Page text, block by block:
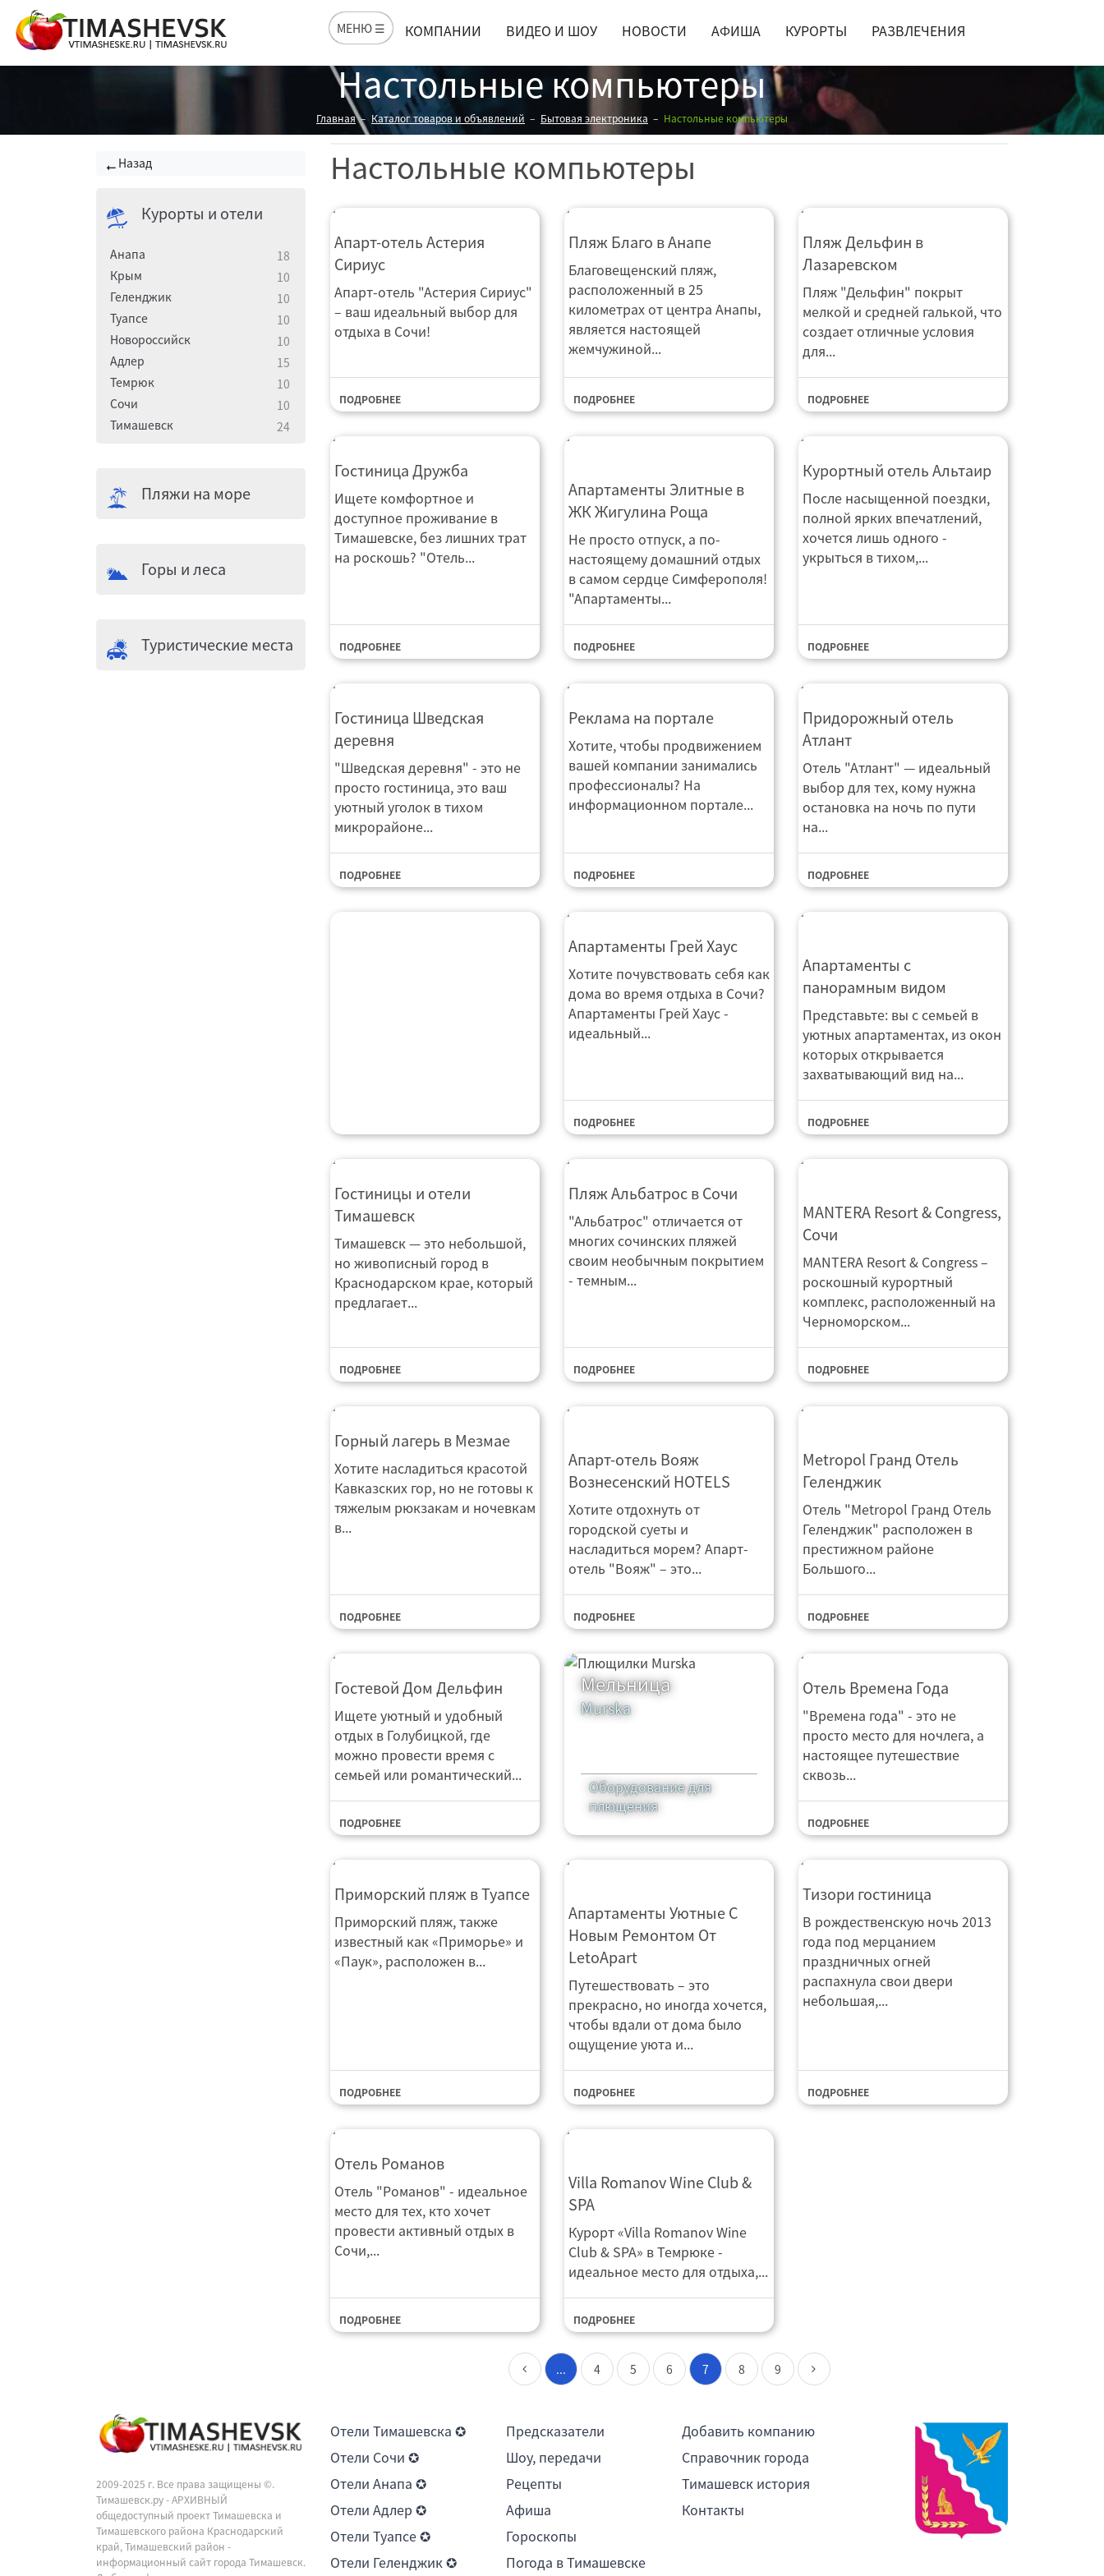
МЕНЮ ☰ КОМПАНИИ ВИДЕО И ШОУ НОВОСТИ АФИША КУРОРТЫ РАЗВЛЕЧЕНИЯ
Настольные компьютеры
Главная Каталог товаров и объявлений Бытовая электроника Настольные компьютеры
Настольные компьютеры
Апарт-отель Астерия
Сириус
Апарт-отель "Астерия Сириус"
– ваш идеальный выбор для
отдыха в Сочи!
ПОДРОБНЕЕ
Пляж Благо в Анапе
Благовещенский пляж,
расположенный в 25
километрах от центра Анапы,
является настоящей
жемчужиной...
ПОДРОБНЕЕ
Пляж Дельфин в
Лазаревском
Пляж "Дельфин" покрыт
мелкой и средней галькой, что
создает отличные условия
для...
ПОДРОБНЕЕ
Гостиница Дружба
Ищете комфортное и
доступное проживание в
Тимашевске, без лишних трат
на роскошь? "Отель...
ПОДРОБНЕЕ
Апартаменты Элитные в
ЖК Жигулина Роща
Не просто отпуск, а по-
настоящему домашний отдых
в самом сердце Симферополя!
"Апартаменты...
ПОДРОБНЕЕ
Курортный отель Альтаир
После насыщенной поездки,
полной ярких впечатлений,
хочется лишь одного -
укрыться в тихом,...
ПОДРОБНЕЕ
Шведская деревня
Гостиница Шведская
деревня
"Шведская деревня" - это не
просто гостиница, это ваш
уютный уголок в тихом
микрорайоне...
ПОДРОБНЕЕ
Реклама на портале
Хотите, чтобы продвижением
вашей компании занимались
профессионалы? На
информационном портале...
ПОДРОБНЕЕ
Придорожный отель
Атлант
Отель "Атлант" — идеальный
выбор для тех, кому нужна
остановка на ночь по пути
на...
ПОДРОБНЕЕ
Апартаменты Грей Хаус
Хотите почувствовать себя как
дома во время отдыха в Сочи?
Апартаменты Грей Хаус -
идеальный...
ПОДРОБНЕЕ
шоссе с панорамным видом
Апартаменты с
панорамным видом
Представьте: вы с семьей в
уютных апартаментах, из окон
которых открывается
захватывающий вид на...
ПОДРОБНЕЕ
Гостиницы и отели
Тимашевск
Тимашевск — это небольшой,
но живописный город в
Краснодарском крае, который
предлагает...
ПОДРОБНЕЕ
Пляж Альбатрос в Сочи
"Альбатрос" отличается от
многих сочинских пляжей
своим необычным покрытием
- темным...
ПОДРОБНЕЕ
Сочи
MANTERA Resort & Congress,
Сочи
MANTERA Resort & Congress –
роскошный курортный
комплекс, расположенный на
Черноморском...
ПОДРОБНЕЕ
Горный лагерь в Мезмае
Хотите насладиться красотой
Кавказских гор, но не готовы к
тяжелым рюкзакам и ночевкам
в...
ПОДРОБНЕЕ
Вознесенский HOTELS
Апарт-отель Вояж
Вознесенский HOTELS
Хотите отдохнуть от
городской суеты и
насладиться морем? Апарт-
отель "Вояж" – это...
ПОДРОБНЕЕ
Геленджик
Metropol Гранд Отель
Геленджик
Отель "Metropol Гранд Отель
Геленджик" расположен в
престижном районе
Большого...
ПОДРОБНЕЕ
Гостевой Дом Дельфин
Ищете уютный и удобный
отдых в Голубицкой, где
можно провести время с
семьей или романтический...
ПОДРОБНЕЕ
Мельница
Murska
Оборудование для
плющения
Отель Времена Года
"Времена года" - это не
просто место для ночлега, а
настоящее путешествие
сквозь...
ПОДРОБНЕЕ
Приморский пляж в Туапсе
Приморский пляж, также
известный как «Приморье» и
«Паук», расположен в...
ПОДРОБНЕЕ
Ремонтом От LetoApart
Апартаменты Уютные С
Новым Ремонтом От
LetoApart
Путешествовать – это
прекрасно, но иногда хочется,
чтобы вдали от дома было
ощущение уюта и...
ПОДРОБНЕЕ
Тизори гостиница
В рождественскую ночь 2013
года под мерцанием
праздничных огней
распахнула свои двери
небольшая,...
ПОДРОБНЕЕ
Отель Романов
Отель "Романов" - идеальное
место для тех, кто хочет
провести активный отдых в
Сочи,...
ПОДРОБНЕЕ
Villa Romanov Wine Club &
SPA
Курорт «Villa Romanov Wine
Club & SPA» в Темрюке -
идеальное место для отдыха,...
ПОДРОБНЕЕ
... 4 5 6 7 8 9
Назад
Курорты и отели
Анапа
18
Крым
10
Геленджик
10
Туапсе
10
Новороссийск
10
Адлер
15
Темрюк
10
Сочи
10
Тимашевск
24
Пляжи на море
Горы и леса
Туристические места
2009-2025 г. Все права защищены ©.
Тимашевск.ру - АРХИВНЫЙ
общедоступный проект Тимашевска и
Тимашевского района Краснодарский
край, Тимашевский район -
информационный сайт города Тимашевск.
Отели Тимашевска ✪
Отели Сочи ✪
Отели Анапа ✪
Отели Адлер ✪
Отели Туапсе ✪
Отели Геленджик ✪
Предсказатели
Шоу, передачи
Рецепты
Афиша
Гороскопы
Погода в Тимашевске
Добавить компанию
Справочник города
Тимашевск история
Контакты